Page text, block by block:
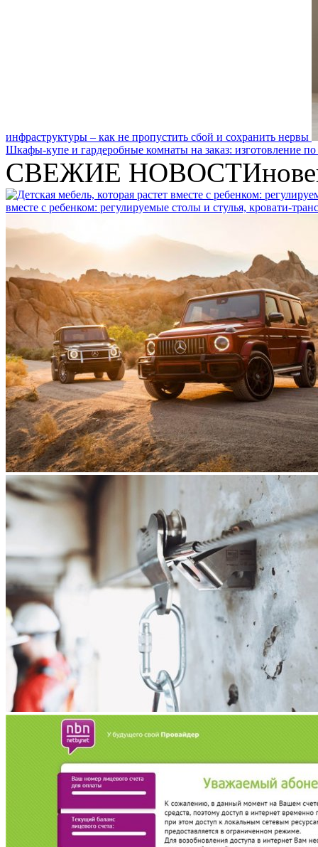
инфраструктуры – как не пропустить сбой и сохранить нервы
Шкафы-купе и гардеробные комнаты на заказ: изготовление по
СВЕЖИЕ НОВОСТИ
вместе с ребенком: регулируемые столы и стулья, кровати-